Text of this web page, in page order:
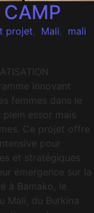
CAMP
projet, Mali, mali
innovant
femmes dans le
essor mais
Ce projet offre
pour
et stratégiques
émergence sur la
à Bamako, le
Mali, du Burkina